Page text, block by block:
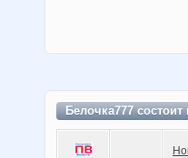
Белочка777